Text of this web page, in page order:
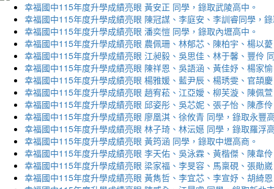
幸福國中115年度升學成績亮眼 黃安正 同學，錄取武陵高中。
幸福國中115年度升學成績亮眼 陳冠謀、李庭安、李訓睿同學，
幸福國中115年度升學成績亮眼 潘奕愷 同學，錄取內壢高中。
幸福國中115年度升學成績亮眼 農佩珊、林郁芯、陳柏宇、楊以
幸福國中115年度升學成績亮眼 江昶毅、吳思佳、林于馨、豐伶
幸福國中115年度升學成績亮眼 陳祥恩、吳語涵、黃佳妤、楊家
幸福國中115年度升學成績亮眼 楊雅媛、藍尹辰、楊琇雯、官頡
幸福國中115年度升學成績亮眼 趙宥菘、江亞嬡、柳芙漩、陳佩
幸福國中115年度升學成績亮眼 邱姿彤、吳芯妮、張子怡、陳彥
幸福國中115年度升學成績亮眼 廖凰淇、徐攸青 同學，錄取永豐
幸福國中115年度升學成績亮眼 林子琦、林沄嬨 同學，錄取羅浮
幸福國中115年度升學成績亮眼 黃筠涵 同學，錄取中壢高商。
幸福國中115年度升學成績亮眼 李天佑、吳泳霖、黃楷傑、陳韋
幸福國中115年度升學成績亮眼 梁家福、李旻容、馬稟硯、張勛
幸福國中115年度升學成績亮眼 黃雋哲、李宜芯、李宣妤、胡綺